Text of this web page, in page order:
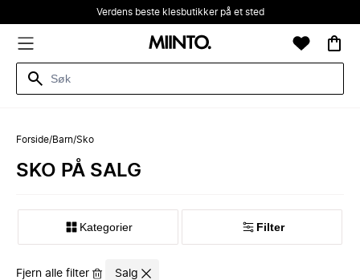
Verdens beste klesbutikker på et sted
Forside/Barn/Sko
SKO PÅ SALG
Kategorier Filter
Fjern alle filter Salg